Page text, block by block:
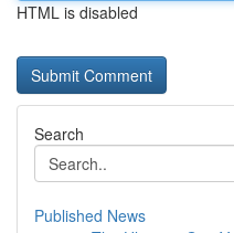
HTML is disabled
Search
Published News